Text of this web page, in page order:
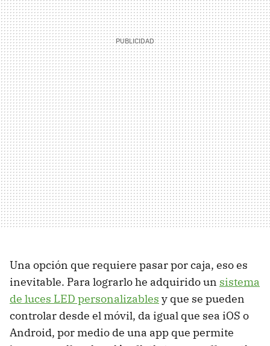
Una opción que requiere pasar por caja, eso es
inevitable. Para lograrlo he adquirido un sistema
de luces LED personalizables y que se pueden
controlar desde el móvil, da igual que sea iOS o
Android, por medio de una app que permite